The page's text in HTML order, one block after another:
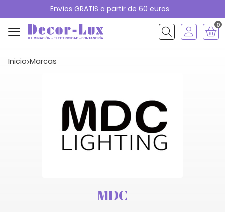
Envíos GRATIS a partir de 60 euros
Buscar
0
Inicio marcas
MDC